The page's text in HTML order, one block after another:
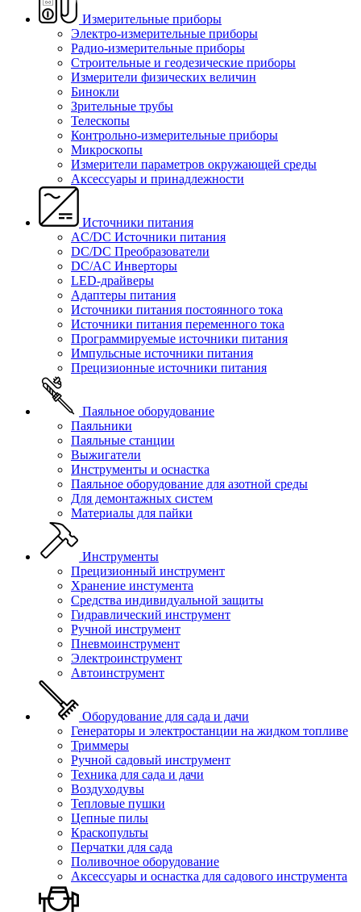
Измерительные приборы
Электро-измерительные приборы
Радио-измерительные приборы
Строительные и геодезические приборы
Измерители физических величин
Бинокли
Зрительные трубы
Телескопы
Контрольно-измерительные приборы
Микроскопы
Измерители параметров окружающей среды
Аксессуары и принадлежности
Источники питания
AC/DC Источники питания
DC/DC Преобразователи
DC/AC Инверторы
LED-драйверы
Адаптеры питания
Источники питания постоянного тока
Источники питания переменного тока
Программируемые источники питания
Импульсные источники питания
Прецизионные источники питания
Паяльное оборудование
Паяльники
Паяльные станции
Выжигатели
Инструменты и оснастка
Паяльное оборудование для азотной среды
Для демонтажных систем
Материалы для пайки
Инструменты
Прецизионный инструмент
Хранение инстумента
Средства индивидуальной защиты
Гидравлический инструмент
Ручной инструмент
Пневмоинструмент
Электроинструмент
Автоинструмент
Оборудование для сада и дачи
Генераторы и электростанции на жидком топливе
Триммеры
Ручной садовый инструмент
Техника для сада и дачи
Воздуходувы
Тепловые пушки
Цепные пилы
Краскопульты
Перчатки для сада
Поливочное оборудование
Аксессуары и оснастка для садового инструмента